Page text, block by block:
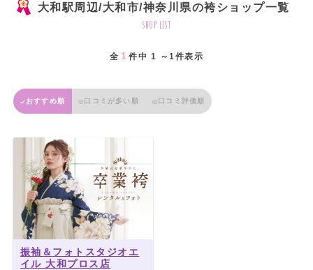
大和駅周辺/大和市/神奈川県の袴ショップ一覧
shop list
全 1 件中 1 ～1件表示
おすすめ順 口コミが多い順 口コミ評価順
振袖＆フォトスタジオエ
イル 大和プロス店